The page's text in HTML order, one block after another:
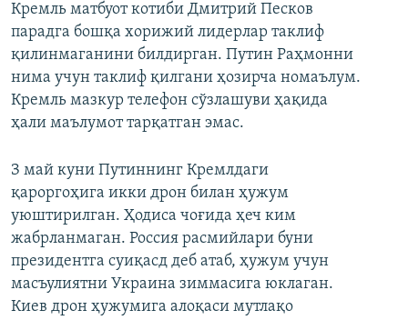
Кремль матбуот котиби Дмитрий Песков
парадга бошқа хорижий лидерлар таклиф
қилинмаганини билдирган. Путин Раҳмонни
нима учун таклиф қилгани ҳозирча номаълум.
Кремль мазкур телефон сўзлашуви ҳақида
ҳали маълумот тарқатган эмас.
З май куни Путиннинг Кремлдаги
қароргоҳига икки дрон билан ҳужум
уюштирилган. Ҳодиса чоғида ҳеч ким
жабрланмаган. Россия расмийлари буни
президентга суиқасд деб атаб, ҳужум учун
масъулиятни Украина зиммасига юклаган.
Киев дрон ҳужумига алоқаси мутлақо